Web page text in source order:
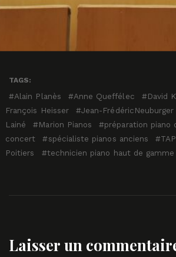
TAGS:
Alain Planès Anne Queffélec David
François Heisser
Jean-FrédéricNeuburger
Lainé
Marion Pianos
préparation piano
concert
spécialiste pianos anciens
TAP
Poitiers
technicien piano haut de gamme
Laisser un